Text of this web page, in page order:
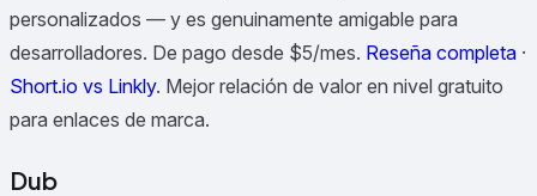
personalizados — y es genuinamente amigable para
desarrolladores. De pago desde $5/mes. Reseña completa ·
Short.io vs Linkly. Mejor relación de valor en nivel gratuito
para enlaces de marca.
Dub